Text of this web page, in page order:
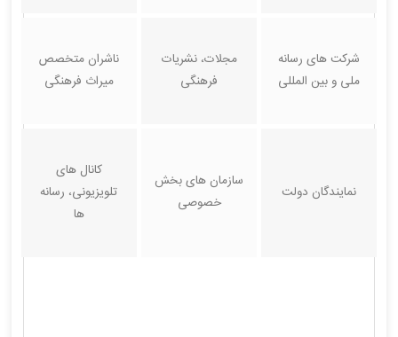
شرکت های رسانه
ملی و بین المللی
مجلات، نشریات
فرهنگی
ناشران متخصص
میراث فرهنگی
نمایندگان دولت
سازمان های بخش
خصوصی
کانال های
تلویزیونی، رسانه
ها